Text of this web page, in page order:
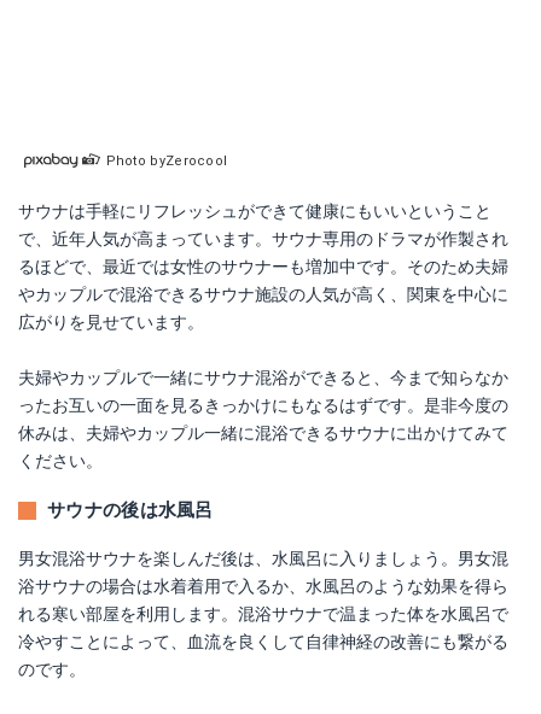
Photo byZerocool
サウナは手軽にリフレッシュができて健康にもいいということ
で、近年人気が高まっています。サウナ専用のドラマが作製され
るほどで、最近では女性のサウナーも増加中です。そのため夫婦
やカップルで混浴できるサウナ施設の人気が高く、関東を中心に
広がりを見せています。
夫婦やカップルで一緒にサウナ混浴ができると、今まで知らなか
ったお互いの一面を見るきっかけにもなるはずです。是非今度の
休みは、夫婦やカップル一緒に混浴できるサウナに出かけてみて
ください。
サウナの後は水風呂
男女混浴サウナを楽しんだ後は、水風呂に入りましょう。男女混
浴サウナの場合は水着着用で入るか、水風呂のような効果を得ら
れる寒い部屋を利用します。混浴サウナで温まった体を水風呂で
冷やすことによって、血流を良くして自律神経の改善にも繋がる
のです。